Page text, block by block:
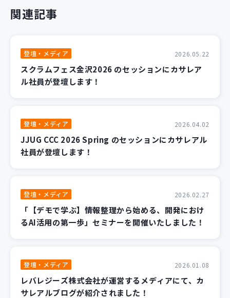
関連記事
登壇・メディア 2026.05.22
スクラムフェス金沢2026 のセッションにカサレア
ル社員が登壇します！
登壇・メディア 2026.04.02
JJUG CCC 2026 Spring のセッションにカサレアル
社員が登壇します！
登壇・メディア 2026.02.27
「【デモで学ぶ】情報整理から始める、開発におけ
るAI活用の第一歩」セミナーを開催いたしました！
登壇・メディア 2026.01.08
レバレジーズ株式会社が運営するメディアにて、カ
サレアルブログが紹介されました！